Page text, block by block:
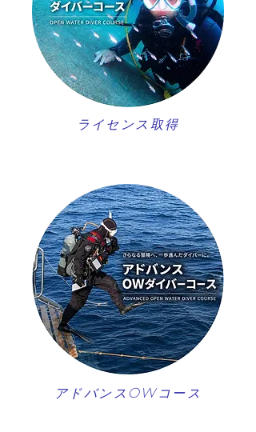
ライセンス取得
アドバンスOWコース